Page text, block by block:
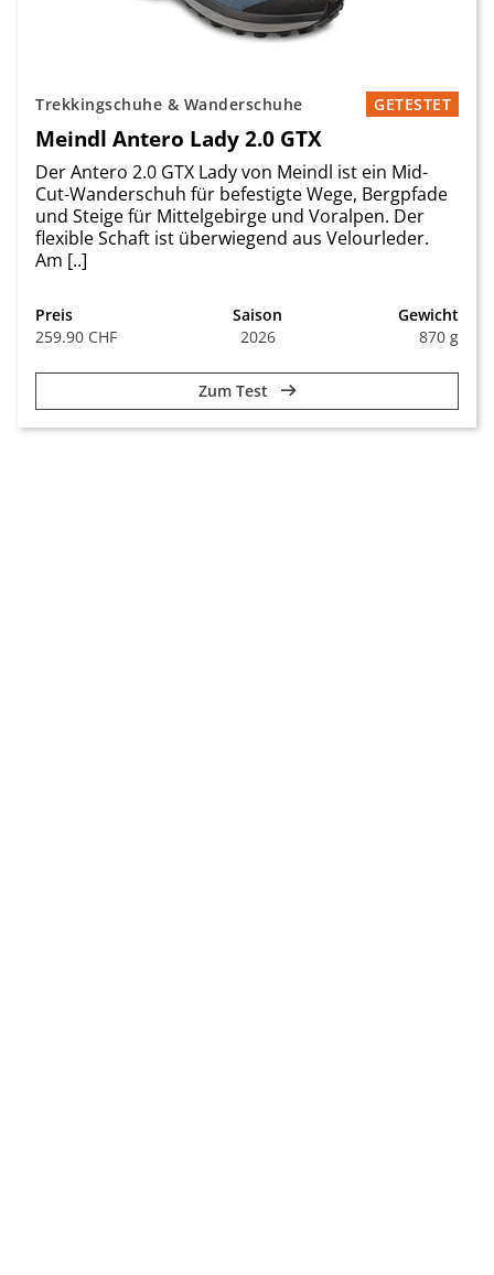
Trekkingschuhe & Wanderschuhe GETESTET
Meindl Antero Lady 2.0 GTX
Der Antero 2.0 GTX Lady von Meindl ist ein Mid-
Cut-Wanderschuh für befestigte Wege, Bergpfade
und Steige für Mittelgebirge und Voralpen. Der
flexible Schaft ist überwiegend aus Velourleder.
Am [..]
Preis
259.90 CHF
Saison
2026
Gewicht
870 g
Zum Test